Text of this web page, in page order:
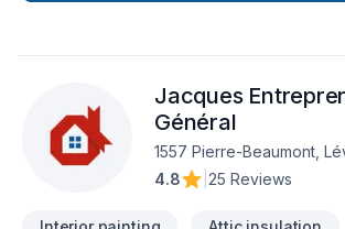
Jacques
Général
1557 Pierre-Beaumont,
4.8
25 Reviews